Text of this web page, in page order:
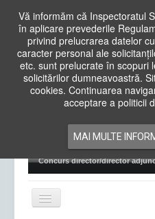
Vă informăm că Inspectoratul
în aplicare prevederile
privind prelucrarea datelor
caracter personal ale
etc. sunt prelucrate în scopuri
solicitărilor dumneavoastră.
cookies. Continuarea
acceptare a politicii
MAI MULTE
Cauta
in
siteAcasa Cadre
Examene Naționale
Concurs director/director
Comută
navigarea